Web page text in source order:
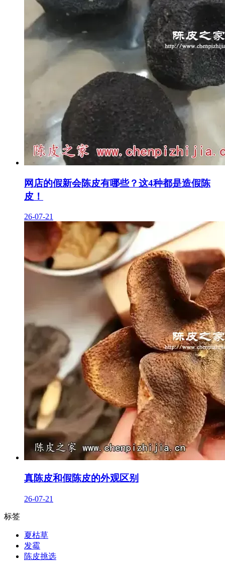
网店的假新会陈皮有哪些？这4种都是造假陈
皮！
26-07-21
真陈皮和假陈皮的外观区别
26-07-21
标签
夏枯草
发霉
陈皮挑选